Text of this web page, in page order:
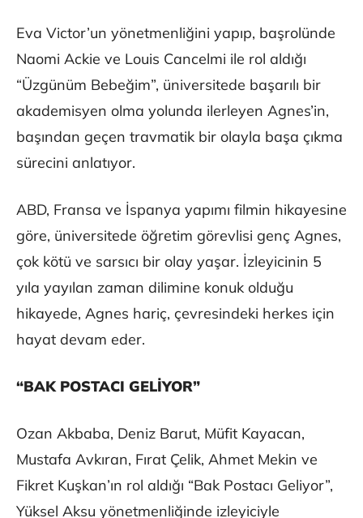
Eva Victor’un yönetmenliğini yapıp, başrolünde
Naomi Ackie ve Louis Cancelmi ile rol aldığı
“Üzgünüm Bebeğim”, üniversitede başarılı bir
akademisyen olma yolunda ilerleyen Agnes’in,
başından geçen travmatik bir olayla başa çıkma
sürecini anlatıyor.
ABD, Fransa ve İspanya yapımı filmin hikayesine
göre, üniversitede öğretim görevlisi genç Agnes,
çok kötü ve sarsıcı bir olay yaşar. İzleyicinin 5
yıla yayılan zaman dilimine konuk olduğu
hikayede, Agnes hariç, çevresindeki herkes için
hayat devam eder.
“BAK POSTACI GELİYOR”
Ozan Akbaba, Deniz Barut, Müfit Kayacan,
Mustafa Avkıran, Fırat Çelik, Ahmet Mekin ve
Fikret Kuşkan’ın rol aldığı “Bak Postacı Geliyor”,
Yüksel Aksu yönetmenliğinde izleyiciyle